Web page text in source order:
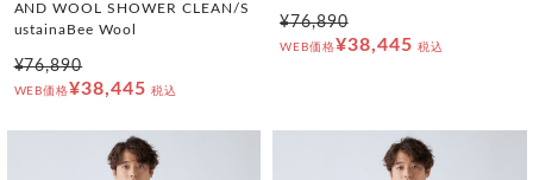
AND WOOL SHOWER CLEAN/S
ustainaBee Wool
¥76,890
WEB価格¥38,445 税込
¥76,890
WEB価格¥38,445 税込